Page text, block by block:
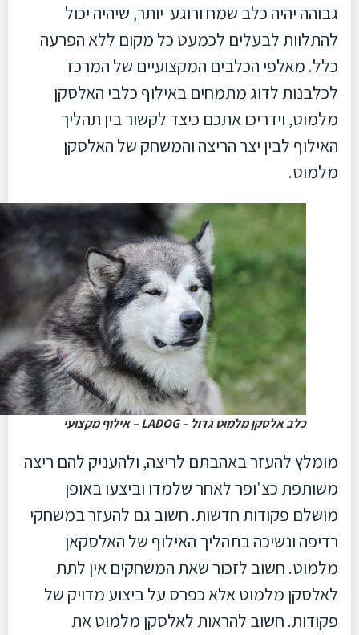
גבוהה יהיה כלב שמח ורוגע יותר, שיהיה יכול
להתלוות לבעלים לכמעט כל מקום ללא הפרעה
כלל. מאלפי הכלבים המקצועיים של המרכז
לכלבנות לדוג מתמחים באילוף כלבי האלסקן
מלמוט, וידריכו אתכם כיצד לקשור בין תהליך
האילוף לבין יצר הריצה והמשחק של האלסקן
מלמוט.
כלב אלסקן מלמוט גדול – LADOG – אילוף מקצועי
מומלץ להעזר באהבתם לריצה, ולהעניק להם ריצה
משותפת כצ'ופר לאחר שלמדו וביצעו באופן
מושלם פקודות חדשות. חשוב גם להעזר במשחקי
רדיפה ונשיכה בתהליך האילוף של האלסקאן
מלמוט. חשוב לזכור שאת המשחקים אין לתת
לאלסקן מלמוט אלא כפרס על ביצוע מדויק של
פקודות. חשוב להראות לאלסקן מלמוט את